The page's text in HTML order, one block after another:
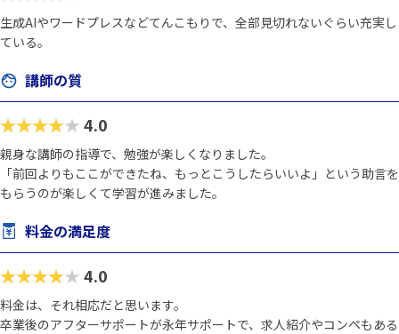
生成AIやワードプレスなどてんこもりで、全部見切れないぐらい充実し
ている。
講師の質
★★★★★4.0
親身な講師の指導で、勉強が楽しくなりました。
「前回よりもここができたね、もっとこうしたらいいよ」という助言を
もらうのが楽しくて学習が進みました。
料金の満足度
★★★★★4.0
料金は、それ相応だと思います。
卒業後のアフターサポートが永年サポートで、求人紹介やコンペもある